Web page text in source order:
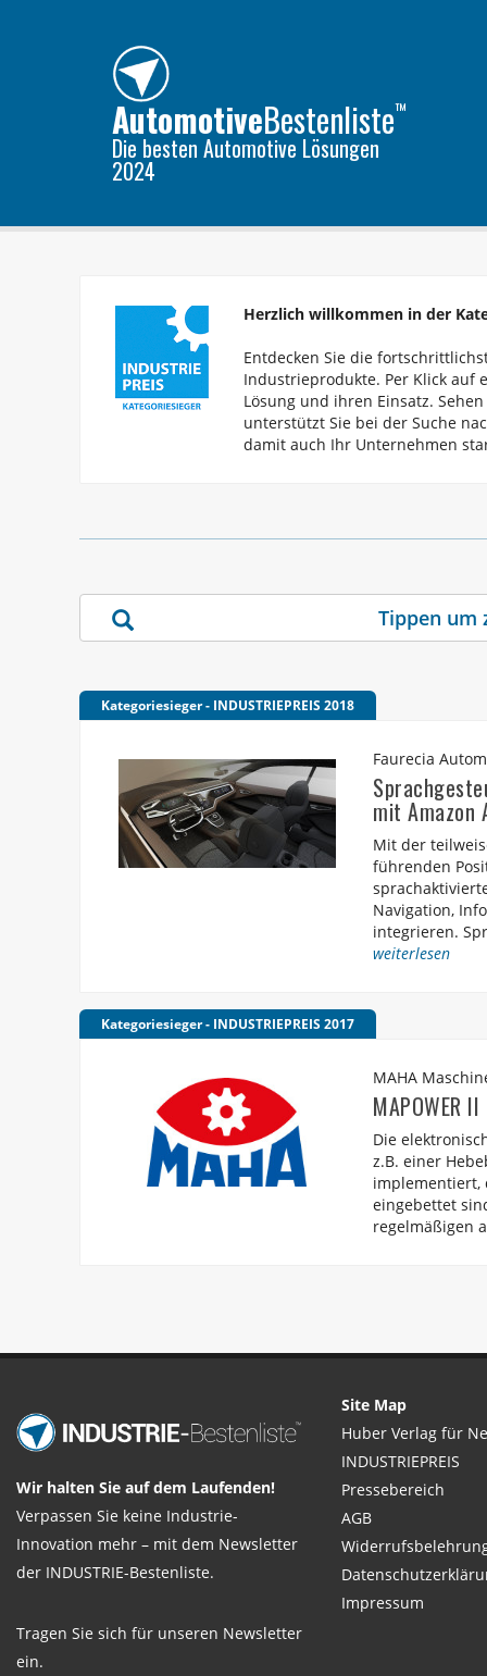
AutomotiveBestenliste™
Die besten Automotive Lösungen
2024
Herzlich willkommen in der
Entdecken Sie die
Industrieprodukte. Per Klick auf
Lösung und ihren Einsatz.
unterstützt Sie bei der Suche
damit auch Ihr Unternehmen
Kategoriesieger - INDUSTRIEPREIS 2018
Faurecia
mit Amazon
Mit der
führenden
Navigation,
integrieren.
weiterlesen
Kategoriesieger - INDUSTRIEPREIS 2017
MAHA
MAPOWER
Die
z.B. einer
implementiert,
eingebettet
regelmäßigen
Wir halten Sie auf dem Laufenden!
Verpassen Sie keine Industrie-
Innovation mehr – mit dem Newsletter
der INDUSTRIE-Bestenliste.
Tragen Sie sich für unseren Newsletter
ein.
Site Map
Huber Verlag für
INDUSTRIEPREIS
Pressebereich
AGB
Impressum